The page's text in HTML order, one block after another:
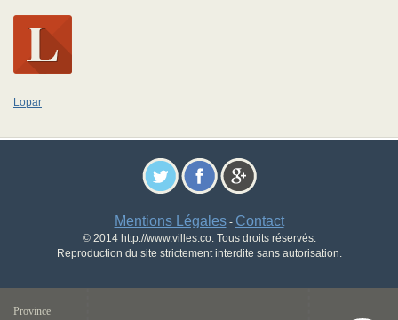
Lopar
Mentions Légales- Contact
© 2014 http://www.villes.co. Tous droits réservés.
Reproduction du site strictement interdite sans autorisation.
Province